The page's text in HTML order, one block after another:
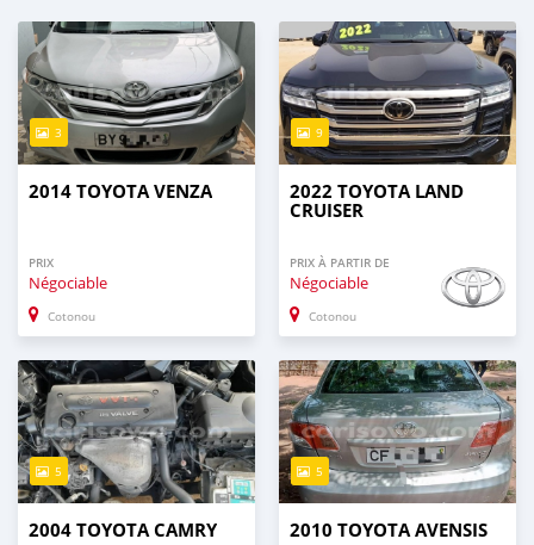
3
2014 TOYOTA VENZA
PRIX
Négociable
Cotonou
9
2022 TOYOTA LAND
CRUISER
PRIX À PARTIR DE
Négociable
Cotonou
5
2004 TOYOTA CAMRY
5
2010 TOYOTA AVENSIS